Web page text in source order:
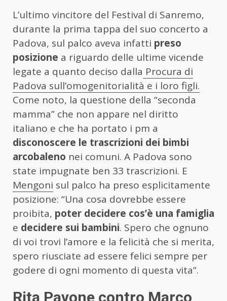
L’ultimo vincitore del Festival di Sanremo,
durante la prima tappa del suo concerto a
Padova, sul palco aveva infatti preso
posizione a riguardo delle ultime vicende
legate a quanto deciso dalla Procura di
Padova sull’omogenitorialità e i loro figli.
Come noto, la questione della “seconda
mamma” che non appare nel diritto
italiano e che ha portato i pm a
disconoscere le trascrizioni dei bimbi
arcobaleno nei comuni. A Padova sono
state impugnate ben 33 trascrizioni. E
Mengoni sul palco ha preso esplicitamente
posizione: “Una cosa dovrebbe essere
proibita, poter decidere cos’è una famiglia
e decidere sui bambini. Spero che ognuno
di voi trovi l’amore e la felicità che si merita,
spero riusciate ad essere felici sempre per
godere di ogni momento di questa vita”.
Rita Pavone contro Marco